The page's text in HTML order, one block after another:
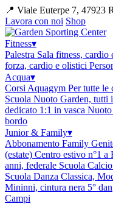
📍 Viale Euterpe 7, 47923
Lavora con noi Shop
Fitness▾
Palestra Sala fitness, cardio
forza, cardio e olistici
Acqua▾
Corsi Aquagym Per tutte le
Scuola Nuoto Garden, tutti
dedicato 1:1 in vasca
bordo
Junior & Family▾
Abbonamento Family
(estate) Centro estivo n°1 a
anni, federale Scuola Calcio
Scuola Danza Classica,
Mininni, cintura nera 5° dan
Campi